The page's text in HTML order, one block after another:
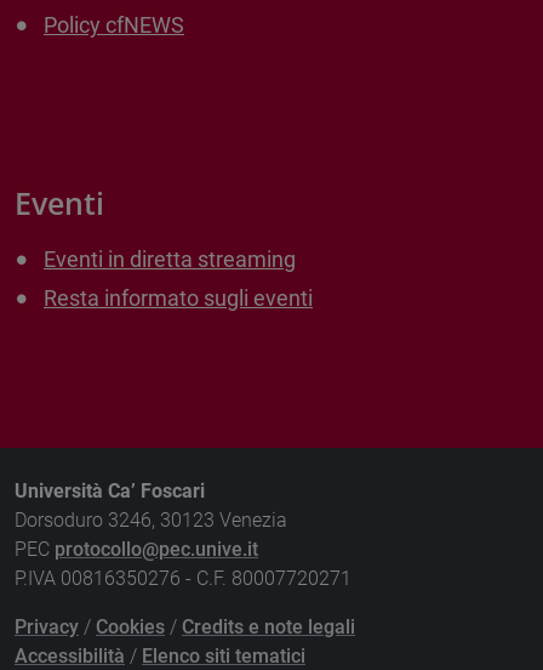
Policy cfNEWS
Eventi
Eventi in diretta streaming
Resta informato sugli eventi
Università Ca’ Foscari
Dorsoduro 3246, 30123 Venezia
PEC protocollo@pec.unive.it
P.IVA 00816350276 - C.F. 80007720271
Privacy / Cookies / Credits e note legali
Accessibilità / Elenco siti tematici